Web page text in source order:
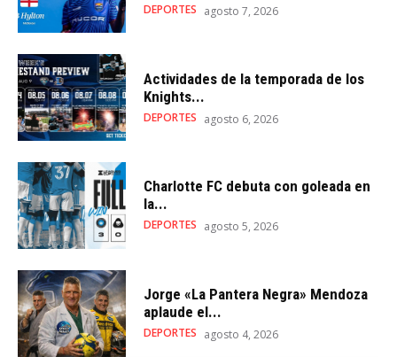
DEPORTES agosto 7, 2026
Actividades de la temporada de los
Knights...
DEPORTES agosto 6, 2026
Charlotte FC debuta con goleada en
la...
DEPORTES agosto 5, 2026
Jorge «La Pantera Negra» Mendoza
aplaude el...
DEPORTES agosto 4, 2026